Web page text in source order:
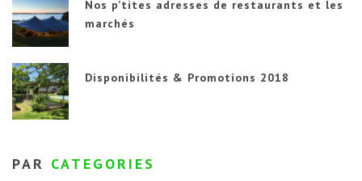
Nos p’tites adresses de restaurants et les
marchés
Disponibilités & Promotions 2018
PAR CATEGORIES